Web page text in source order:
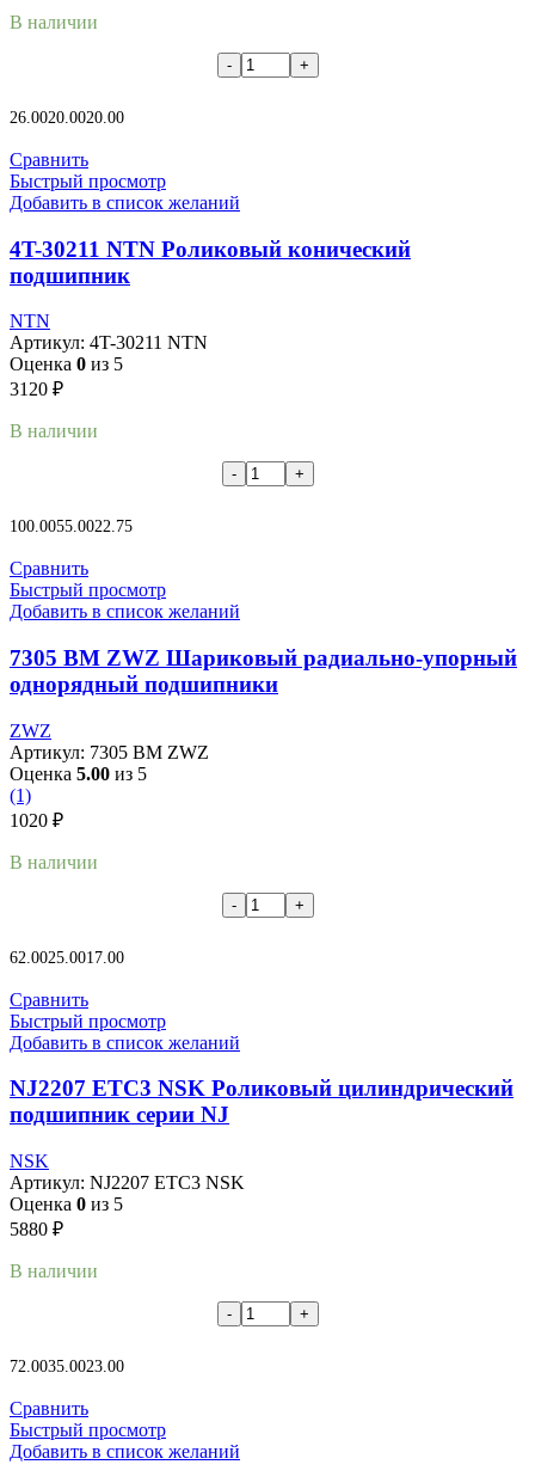
В наличии
26.0020.0020.00
Сравнить
Быстрый просмотр
Добавить в список желаний
4T-30211 NTN Роликовый конический
подшипник
NTN
Артикул: 4T-30211 NTN
Оценка 0 из 5
3120 ₽
В наличии
100.0055.0022.75
Сравнить
Быстрый просмотр
Добавить в список желаний
7305 BM ZWZ Шариковый радиально-упорный
однорядный подшипники
ZWZ
Артикул: 7305 BM ZWZ
Оценка 5.00 из 5
(1)
1020 ₽
В наличии
62.0025.0017.00
Сравнить
Быстрый просмотр
Добавить в список желаний
NJ2207 ETC3 NSK Роликовый цилиндрический
подшипник серии NJ
NSK
Артикул: NJ2207 ETC3 NSK
Оценка 0 из 5
5880 ₽
В наличии
72.0035.0023.00
Сравнить
Быстрый просмотр
Добавить в список желаний